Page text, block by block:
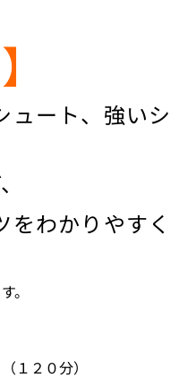
ュート、強いシ
わかりやすく
。
１２０分）